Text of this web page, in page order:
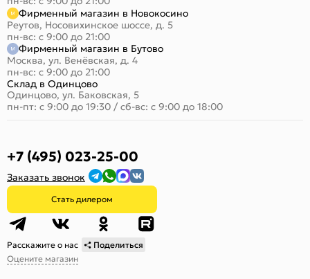
Фирменный магазин в Новокосино
Реутов, Носовихинское шоссе, д. 5
пн-вс: с 9:00 до 21:00
Фирменный магазин в Бутово
Москва, ул. Венёвская, д. 4
пн-вс: с 9:00 до 21:00
Склад в Одинцово
Одинцово, ул. Баковская, 5
пн-пт: с 9:00 до 19:30 / сб-вс: с 9:00 до 18:00
+7 (495) 023-25-00
Заказать звонок
Стать дилером
Расскажите о нас
Поделиться
Оцените магазин